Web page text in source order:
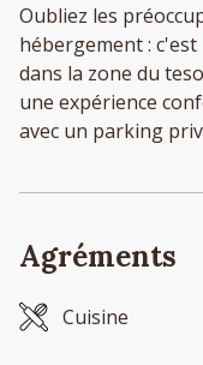
Oubliez les
hébergement :
dans la zone du
une expérience
avec un parking
Agréments
Cuisine